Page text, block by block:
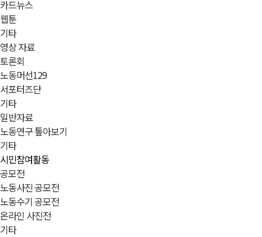
카드뉴스
웹툰
기타
영상 자료
토론회
노동머선129
서포터즈단
기타
일반자료
노동연구 톺아보기
기타
시민참여활동
공모전
노동사진 공모전
노동수기 공모전
온라인 사진전
기타